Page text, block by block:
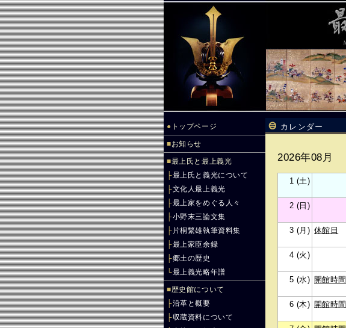
● トップページ
■お知らせ
■最上氏と最上義光
├最上氏と義光について
├文化人最上義光
├最上家をめぐる人々
├小野末三論文集
├ 片桐繁雄執筆資料集
├最上家臣余録
├郷土の歴史
└最上義光略年譜
■歴史館について
├沿革と概要
├収蔵資料について
カレンダー
2026年08月
1 (土)
2 (日)
3 (月) 休館日
4 (火)
5 (水) 開館時
6 (木) 開館時